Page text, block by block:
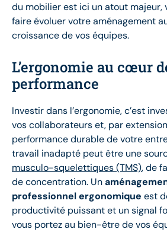
du mobilier est ici un atout majeur,
faire évoluer votre aménagement
croissance de vos équipes.
L’ergonomie au cœur
performance
Investir dans l’ergonomie, c’est
vos collaborateurs et, par
performance durable de votre
travail inadapté peut être une
musculo-squelettiques (TMS), de
de concentration. Un
professionnel ergonomique est
productivité puissant et un signal
vous portez au bien-être de vos